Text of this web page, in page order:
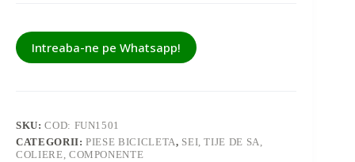
Intreaba-ne pe Whatsapp!
SKU:COD: FUN1501
CATEGORII:PIESE BICICLETA, SEI, TIJE DE SA,
COLIERE, COMPONENTE